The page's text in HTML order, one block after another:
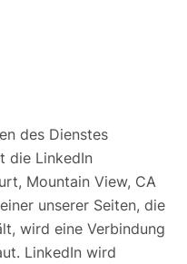
des Dienstes
die LinkedIn
Mountain View, CA
unserer Seiten, die
wird eine Verbindung
LinkedIn wird